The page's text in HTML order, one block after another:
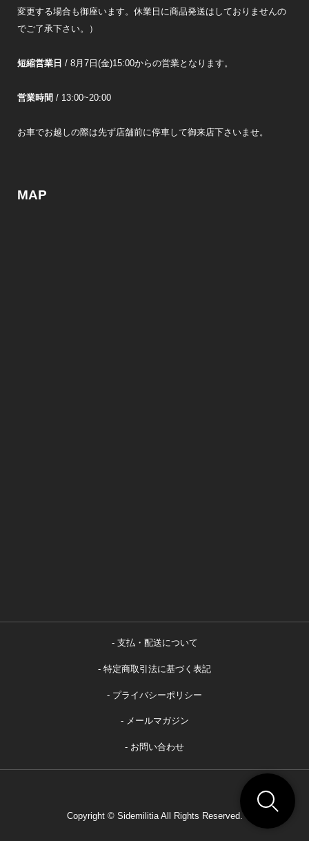
変更する場合も御座います。休業日に商品発送はしておりませんの
でご了承下さい。）
短縮営業日 / 8月7日(金)15:00からの営業となります。
営業時間 / 13:00~20:00
お車でお越しの際は先ず店舗前に停車して御来店下さいませ。
MAP
支払・配送について
特定商取引法に基づく表記
プライバシーポリシー
メールマガジン
お問い合わせ
Copyright © Sidemilitia All Rights Reserved.